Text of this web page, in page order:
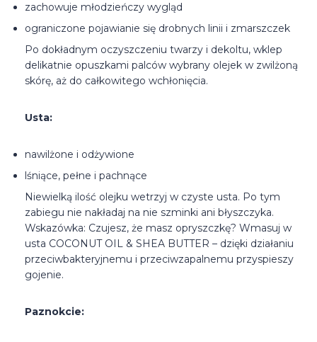
zachowuje młodzieńczy wygląd
ograniczone pojawianie się drobnych linii i zmarszczek
Po dokładnym oczyszczeniu twarzy i dekoltu, wklep
delikatnie opuszkami palców wybrany olejek w zwilżoną
skórę, aż do całkowitego wchłonięcia.
Usta:
nawilżone i odżywione
lśniące, pełne i pachnące
Niewielką ilość olejku wetrzyj w czyste usta. Po tym
zabiegu nie nakładaj na nie szminki ani błyszczyka.
Wskazówka: Czujesz, że masz opryszczkę? Wmasuj w
usta COCONUT OIL & SHEA BUTTER – dzięki działaniu
przeciwbakteryjnemu i przeciwzapalnemu przyspieszy
gojenie.
Paznokcie: